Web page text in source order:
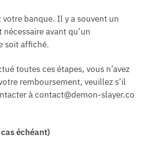
banque. Il y a souvent un
avant qu’un
soit affiché.
toutes ces étapes, vous n’avez
remboursement, veuillez s’il
àcontact@demon-slayer.co
échéant)